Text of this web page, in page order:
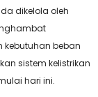
dikelola oleh
kebutuhan beban
sistem kelistrikan
hari ini.